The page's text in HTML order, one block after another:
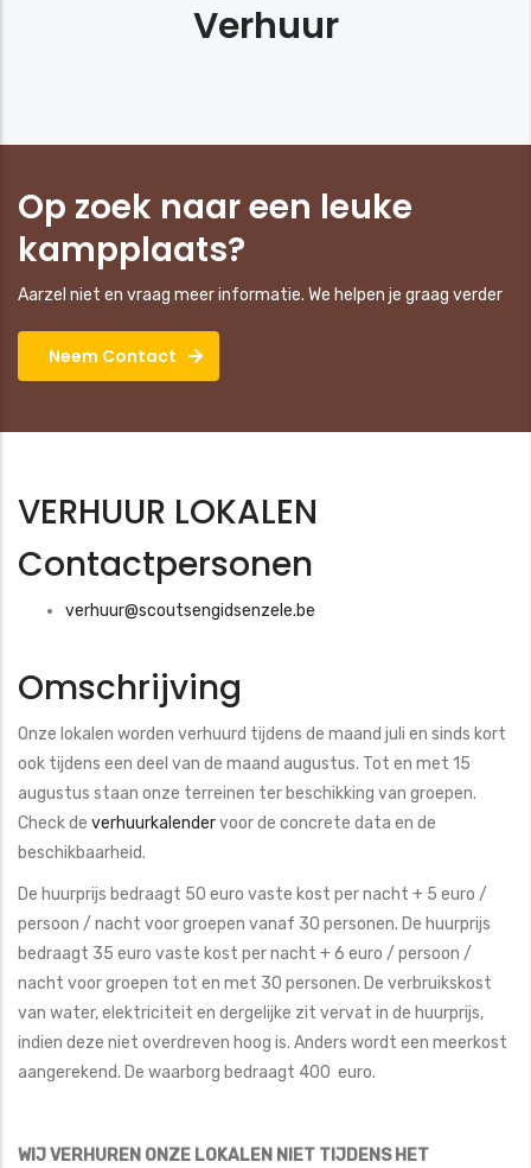
Verhuur
Op zoek naar een leuke
kampplaats?
Aarzel niet en vraag meer informatie. We helpen je graag verder
Neem Contact
VERHUUR LOKALEN
Contactpersonen
verhuur@scoutsengidsenzele.be
Omschrijving
Onze lokalen worden verhuurd tijdens de maand juli en sinds kort
ook tijdens een deel van de maand augustus. Tot en met 15
augustus staan onze terreinen ter beschikking van groepen.
Check de verhuurkalendervoor de concrete data en de
beschikbaarheid.
De huurprijs bedraagt 50 euro vaste kost per nacht + 5 euro /
persoon / nacht voor groepen vanaf 30 personen. De huurprijs
bedraagt 35 euro vaste kost per nacht + 6 euro / persoon /
nacht voor groepen tot en met 30 personen. De verbruikskost
van water, elektriciteit en dergelijke zit vervat in de huurprijs,
indien deze niet overdreven hoog is. Anders wordt een meerkost
aangerekend. De waarborg bedraagt 400 euro.
WIJ VERHUREN ONZE LOKALEN NIET TIJDENS HET